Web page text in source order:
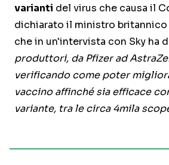
varianti del virus che causa il
dichiarato il ministro britannico
che in un'intervista con Sky ha
produttori, da Pfizer ad
verificando come poter
vaccino affinché sia efficace
variante, tra le circa 4mila